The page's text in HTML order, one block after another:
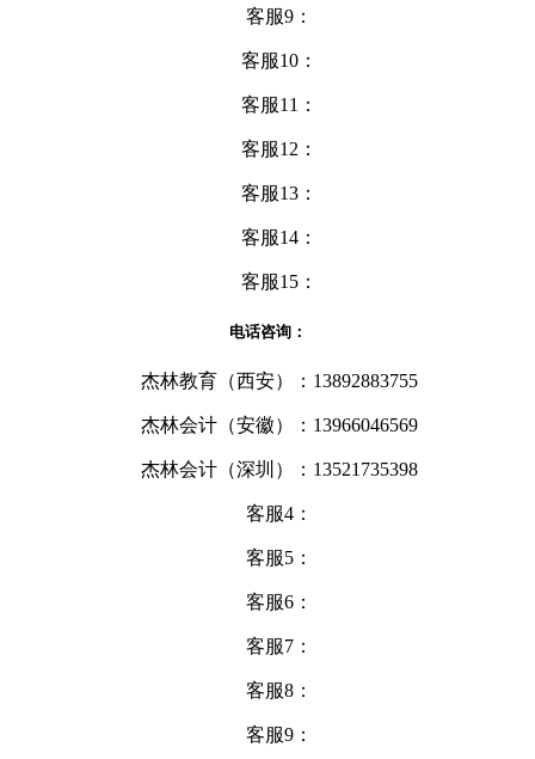
客服9：
客服10：
客服11：
客服12：
客服13：
客服14：
客服15：
电话咨询：
杰林教育（西安）：13892883755
杰林会计（安徽）：13966046569
杰林会计（深圳）：13521735398
客服4：
客服5：
客服6：
客服7：
客服8：
客服9：